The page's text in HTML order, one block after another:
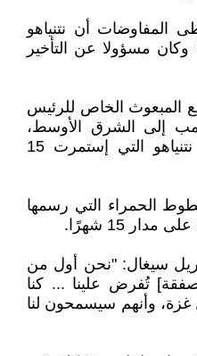
المفاوضات أن نتنياهو
مسؤولا عن التأخير
المبعوث الخاص للرئيس
إلى الشرق الأوسط،
ستيف ويتكوف، لإنهاء حرب نتنياهو التي إستمرت 15
الحمراء التي رسمها
15 شهرًا.
سيغال: "نحن أول من
تُفرض علينا ... كنا
وأنهم سيسمحون لنا